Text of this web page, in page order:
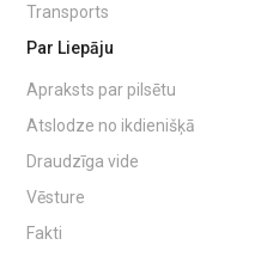
Transports
Par Liepāju
Apraksts par pilsētu
Atslodze no ikdienišķā
Draudzīga vide
Vēsture
Fakti